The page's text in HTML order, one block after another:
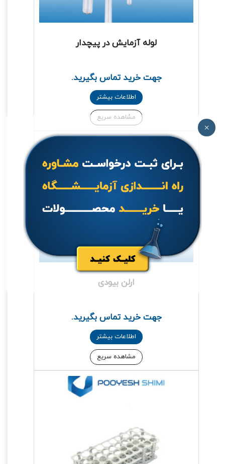
لوله آزمایش در پیچدار
جهت خرید تماس بگیرید.
اطلاعات بیشتر
مشاهده سریع
ارلن بیودی
جهت خرید تماس بگیرید.
اطلاعات بیشتر
مشاهده سریع
×